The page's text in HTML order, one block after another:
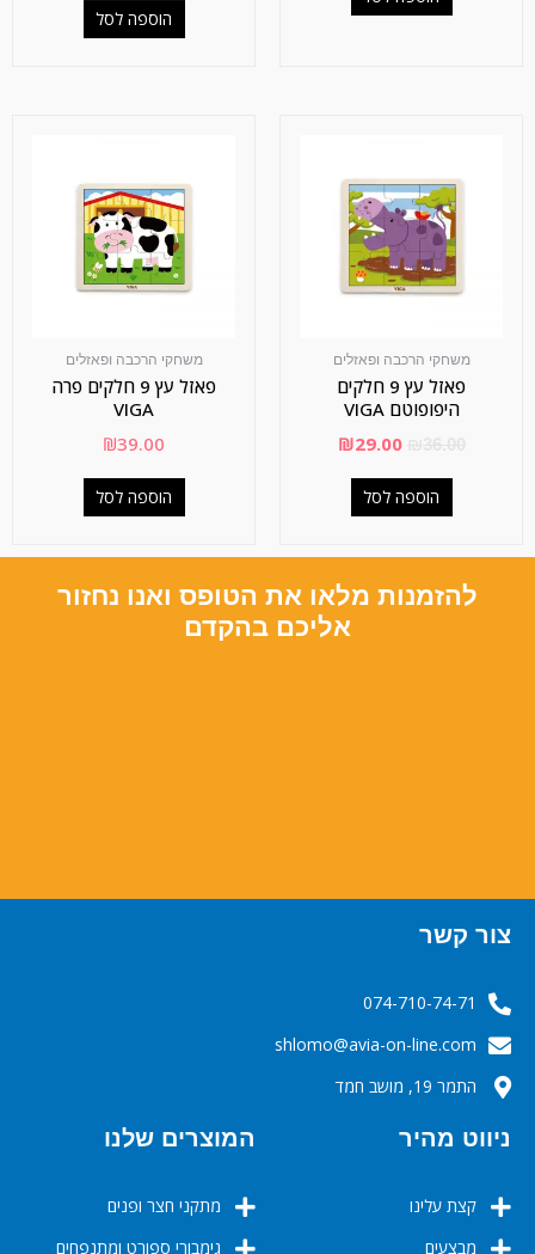
הוספה לסל
משחקי הרכבה ופאזלים
פאזל עץ 9 חלקים פרה
VIGA
₪39.00
הוספה לסל
משחקי הרכבה ופאזלים
פאזל עץ 9 חלקים
היפופוטם VIGA
₪29.00
הוספה לסל
להזמנות מלאו את הטופס ואנו נחזור
אליכם בהקדם
צור קשר
074-710-74-71
‬‬‬shlomo@avia-on-line.com‬
התמר 19, מושב חמד
ניווט מהיר
קצת עלינו
מבצעים
המוצרים שלנו
מתקני חצר ופנים
גימבורי ספורט ומתנפחים